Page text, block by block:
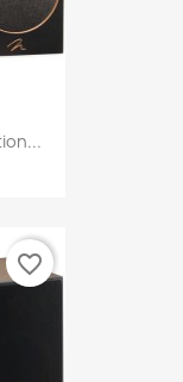
favorite_border